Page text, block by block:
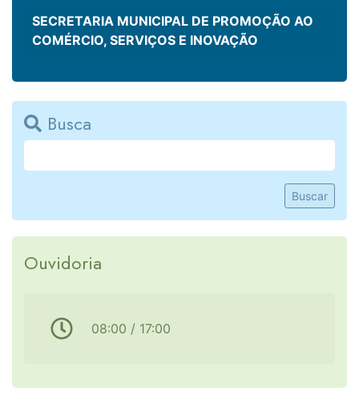
Busca
Buscar
Ouvidoria
08:00 / 17:00
SECRETARIA MUNICIPAL DE PROMOÇÃO AO
COMÉRCIO, SERVIÇOS E INOVAÇÃO